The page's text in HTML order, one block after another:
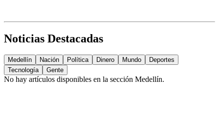
Noticias Destacadas
Medellín Nación Política Dinero Mundo
Deportes
Tecnología
Gente
No hay artículos disponibles en la sección Medellín.